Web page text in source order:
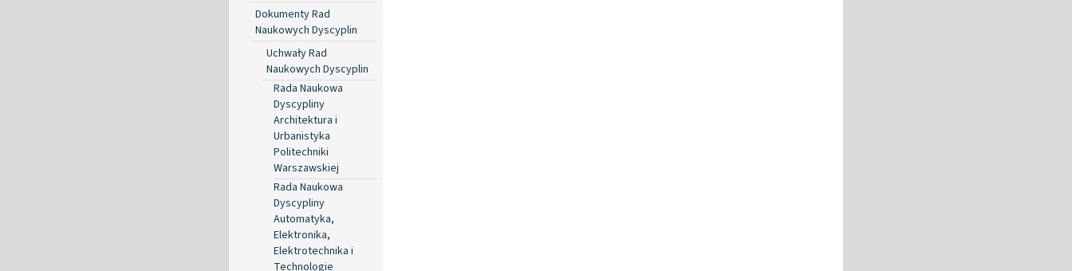
Dokumenty Rad
Naukowych Dyscyplin
Uchwały Rad
Naukowych Dyscyplin
Rada Naukowa
Dyscypliny
Architektura i
Urbanistyka
Politechniki
Warszawskiej
Rada Naukowa
Dyscypliny
Automatyka,
Elektronika,
Elektrotechnika i
Technologie